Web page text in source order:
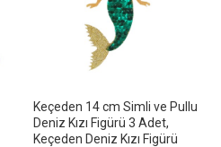
Keçeden 14 cm Simli ve Pullu
Deniz Kızı Figürü 3 Adet,
Keçeden Deniz Kızı Figürü